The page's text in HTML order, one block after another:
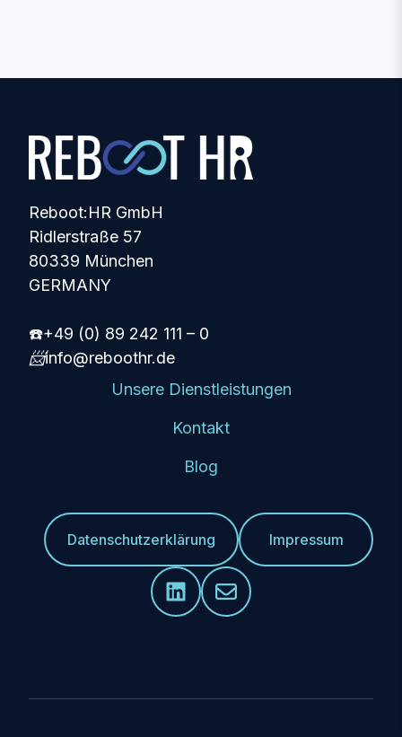
Reboot:HR GmbH
Ridlerstraße 57
80339 München
GERMANY
☎️+49 (0) 89 242 111 – 0
📨info@reboothr.de
Unsere Dienstleistungen
Kontakt
Blog
Datenschutzerklärung Impressum